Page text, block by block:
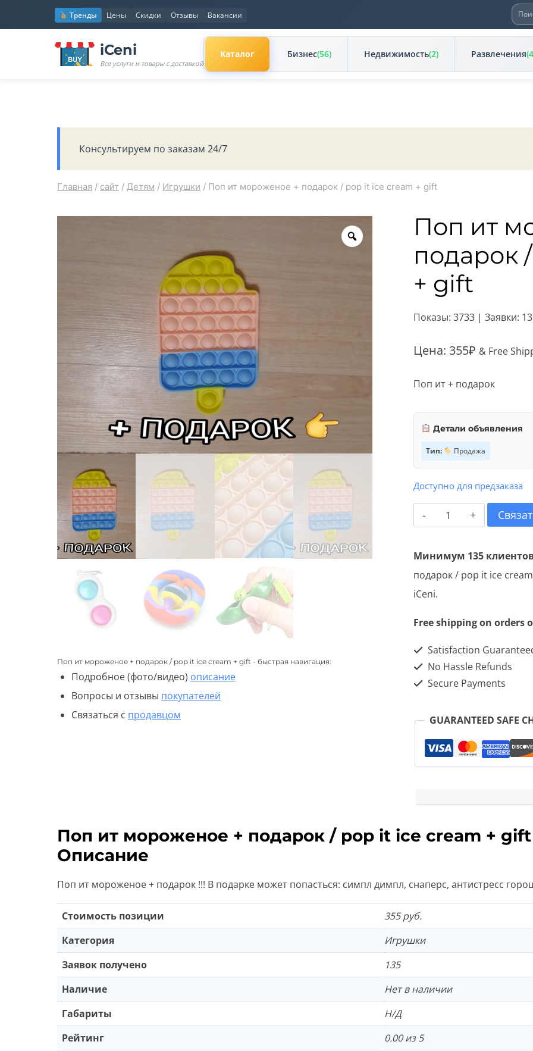
к
содержимому
Тренды Цены Скидки Отзывы Вакансии
iCeni
Все услуги и товары с доставкой
Каталог Бизнес(56) Недвижимость(2) Развлечения
Консультируем по заказам 24/7
Главная / сайт / Детям / Игрушки / Поп ит мороженое + подарок / pop it ice cream + gift
Zoom
Поп ит
подарок
+ gift
Показы: 3733 | Заявки:
Цена: 355₽ & Free
Поп ит + подарок
Детали объявления
Тип: Продажа
Доступно для предзаказа
Количество
товара
Поп
ит
подарок
/
pop
it
cream
+
gift
Минимум 135
подарок / pop it ice
iCeni.
Free shipping on orders
Satisfaction
No Hassle Refunds
Secure Payments
GUARANTEED SAFE
Поп ит мороженое + подарок / pop it ice cream + gift - быстрая навигация:
Подробное (фото/видео) описание
Вопросы и отзывы покупателей
Связаться с продавцом
Поп ит мороженое + подарок / pop it ice cream + gift
Описание
Поп ит мороженое + подарок !!! В подарке может попасться: симпл димпл, снаперс, антистресс
Стоимость позиции
355 руб.
Категория
Игрушки
Заявок получено
135
Наличие
Нет в наличии
Габариты
Н/Д
Рейтинг
0.00 из 5